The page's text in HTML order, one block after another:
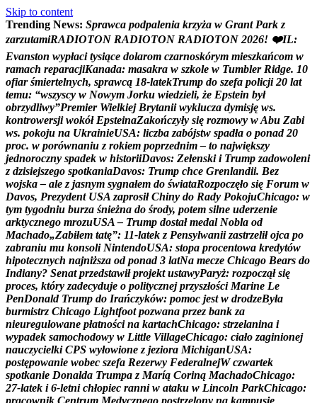
Skip to content
Trending News: Sprawca podpalenia krzyża w Grant Park z
zarzutamiRADIOTON RADIOTON RADIOTON 2026! ❤IL:
Evanston wypłaci tysiące dolarom czarnoskórym mieszkańcom w
ramach reparacjiKanada: masakra w szkole w Tumbler Ridge. 10
ofiar śmiertelnych, sprawcą 18-latekTrump do szefa policji 20 lat
temu: “wszyscy w Nowym Jorku wiedzieli, że Epstein był
obrzydliwy”Premier Wielkiej Brytanii wyklucza dymisję ws.
kontrowersji wokół EpsteinaZakończyły się rozmowy wAbu Zabi
ws. pokoju na UkrainieUSA: liczba zabójstw spadła o ponad 20
proc. w porównaniu z rokiem poprzednim – to największy
jednoroczny spadek w historiiDavos: Zełenski i Trump zadowoleni
z dzisiejszego spotkaniaDavos: Trump chce Grenlandii. Bez
wojska – ale z jasnym sygnałem do świataRozpoczęło się Forum w
Davos, Prezydent USA zaprosił Chiny do Rady PokojuChicago: w
tym tygodniu burza śnieżna do środy, potem silne uderzenie
arktycznego mrozuUSA – Trump dostał medal Nobla od
Machado„Zabiłem tatę”: 11-latek z Pensylwanii zastrzelił ojca po
zabraniu mu konsoli NintendoUSA: stopa procentowa kredytów
hipotecznych najniższa od ponad 3 latNa mecze Chicago Bears do
Indiany? Senat przedstawił projekt ustawyParyż: rozpoczął się
proces, który zadecyduje o politycznej przyszłości Marine Le
PenDonald Trump do Irańczyków: pomoc jest w drodzeByła
burmistrz Chicago Lightfoot pozwana przez bank za
nieuregulowane płatności na kartachChicago: strzelanina i
wypadek samochodowy w Little VillageChicago: ciało zaginionej
nauczycielki CPS wyłowione z jeziora MichiganUSA:
postępowanie wobec szefa Rezerwy FederalnejW czwartek
spotkanie Donalda Trumpa z Maríą Coriną MachadoChicago:
27-latek i 6-letni chłopiec ranni w ataku w Lincoln ParkChicago:
pracownik Centrum Medycznego postrzelony na kampusie